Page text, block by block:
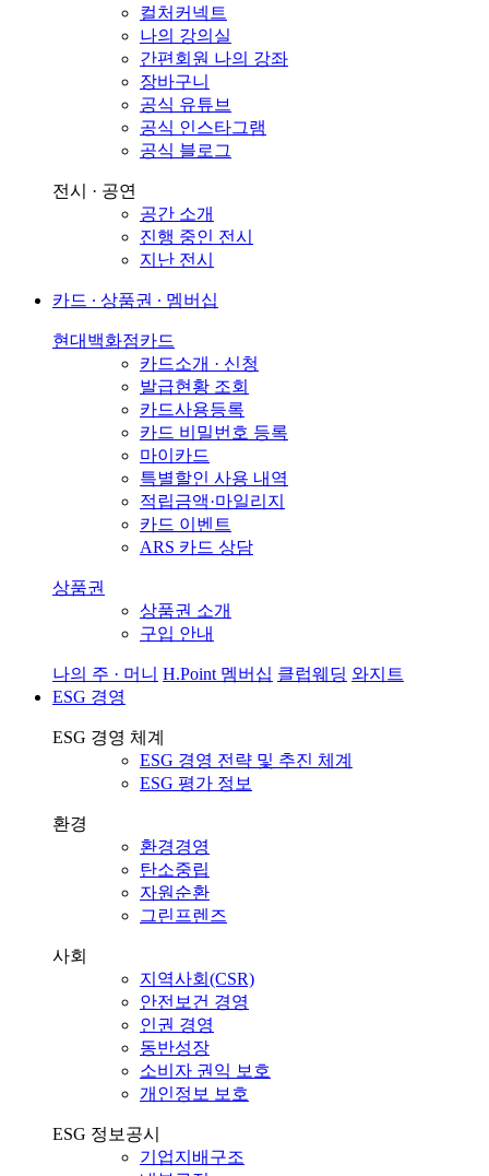
컬처커넥트
나의 강의실
간편회원 나의 강좌
장바구니
공식 유튜브
공식 인스타그램
공식 블로그
전시 · 공연
공간 소개
진행 중인 전시
지난 전시
카드 ∙ 상품권 ∙ 멤버십
현대백화점카드
카드소개 · 신청
발급현황 조회
카드사용등록
카드 비밀번호 등록
마이카드
특별할인 사용 내역
적립금액·마일리지
카드 이벤트
ARS 카드 상담
상품권
상품권 소개
구입 안내
나의 주 · 머니 H.Point 멤버십 클럽웨딩 와지트
ESG 경영
ESG 경영 체계
ESG 경영 전략 및 추진 체계
ESG 평가 정보
환경
환경경영
탄소중립
자원순환
그린프렌즈
사회
지역사회(CSR)
안전보건 경영
인권 경영
동반성장
소비자 권익 보호
개인정보 보호
ESG 정보공시
기업지배구조